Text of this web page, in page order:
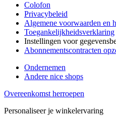
Colofon
Privacybeleid
Algemene voorwaarden en
Toegankelijkheidsverklaring
Instellingen voor
Abonnementscontracten
Ondernemen
Andere nice shops
Overeenkomst herroepen
Personaliseer je winkelervaring